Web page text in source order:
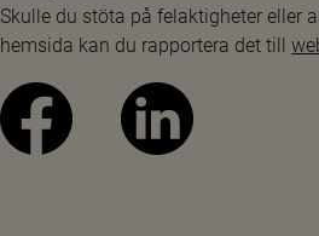
Skulle du stöta på felaktigheter eller
hemsida kan du rapportera det till